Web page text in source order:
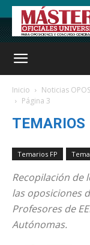
Inicio Noticias
Página 3
TEMARIOS
Temarios FP
Recopilación de
las oposiciones
Profesores de
Autónomas.